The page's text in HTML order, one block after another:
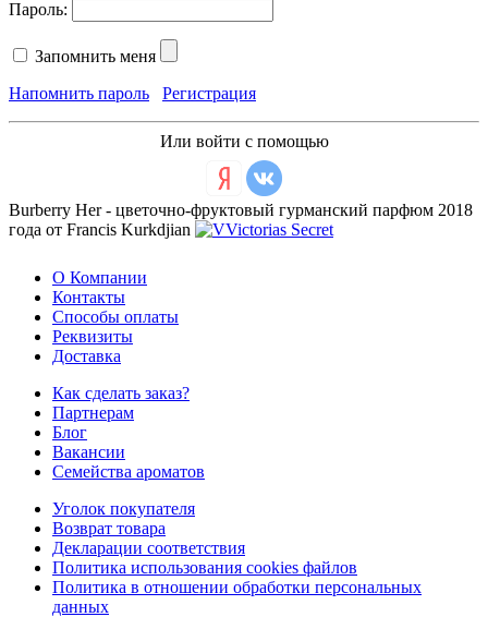
Пароль:
Запомнить меня
Напомнить пароль
Регистрация
Или войти с помощью
Burberry Her - цветочно-фруктовый гурманский парфюм 2018
года от Francis Kurkdjian
О Компании
Контакты
Способы оплаты
Реквизиты
Доставка
Как сделать заказ?
Партнерам
Блог
Вакансии
Семейства ароматов
Уголок покупателя
Возврат товара
Декларации соответствия
Политика использования cookies файлов
Политика в отношении обработки персональных
данных